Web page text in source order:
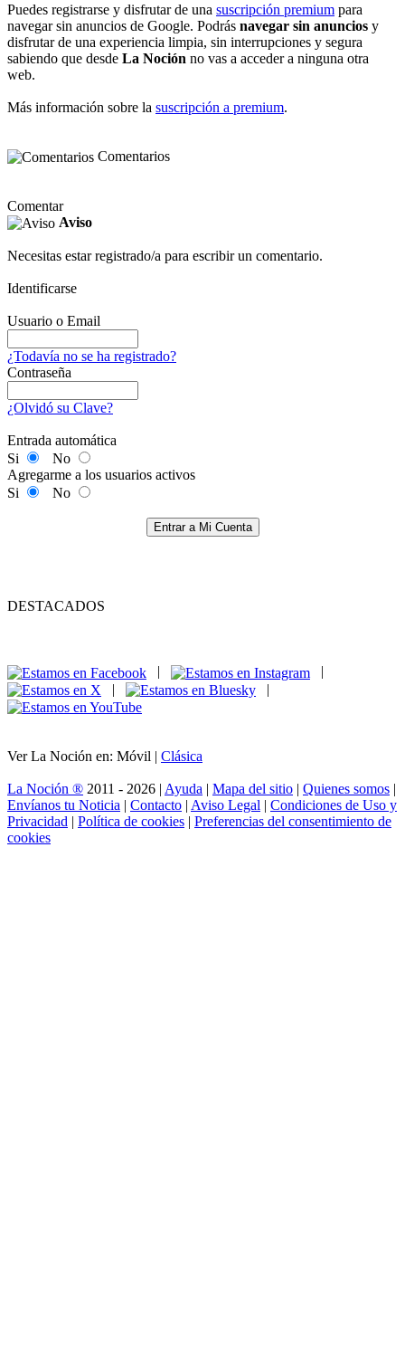
Puedes registrarse y disfrutar de una suscripción premium para
navegar sin anuncios de Google. Podrás navegar sin anuncios y
disfrutar de una experiencia limpia, sin interrupciones y segura
sabiendo que desde La Noción no vas a acceder a ninguna otra
web.
Más información sobre la suscripción a premium.
Comentarios
Comentar
Aviso
Necesitas estar registrado/a para escribir un comentario.
Identificarse
Usuario o Email
¿Todavía no se ha registrado?
Contraseña
¿Olvidó su Clave?
Entrada automática
Si
No
Agregarme a los usuarios activos
Si
No
Entrar a Mi Cuenta
DESTACADOS
|
|
Ver La Noción en: Móvil | Clásica
La Noción ® 2011 - 2026 | Ayuda | Mapa del sitio | Quienes somos |
Envíanos tu Noticia | Contacto | Aviso Legal | Condiciones de Uso y
Privacidad | Política de cookies | Preferencias del consentimiento de
cookies